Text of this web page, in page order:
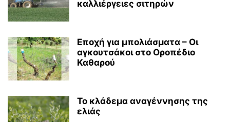
καλλιέργειες σιτηρών
Εποχή για μπολιάσματα – Οι
αγκουτσάκοι στο Οροπέδιο
Καθαρού
Το κλάδεμα αναγέννησης της
ελιάς